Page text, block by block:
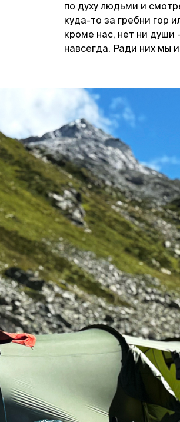
по духу людьми и
куда-то за гребни гор
кроме нас, нет ни
навсегда. Ради них мы